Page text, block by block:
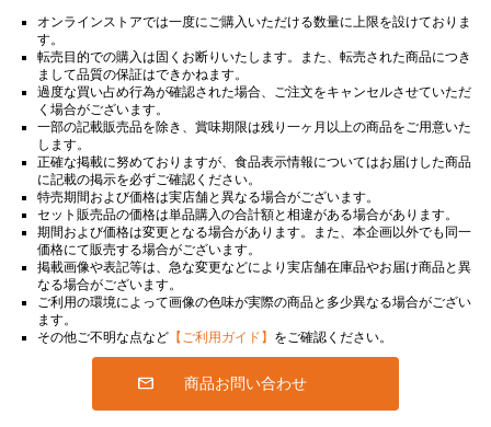
オンラインストアでは一度にご購入いただける数量に上限を設けておりま
す。
転売目的での購入は固くお断りいたします。また、転売された商品につき
まして品質の保証はできかねます。
過度な買い占め行為が確認された場合、ご注文をキャンセルさせていただ
く場合がございます。
一部の記載販売品を除き、賞味期限は残り一ヶ月以上の商品をご用意いた
します。
正確な掲載に努めておりますが、食品表示情報についてはお届けした商品
に記載の掲示を必ずご確認ください。
特売期間および価格は実店舗と異なる場合がございます。
セット販売品の価格は単品購入の合計額と相違がある場合があります。
期間および価格は変更となる場合があります。また、本企画以外でも同一
価格にて販売する場合がございます。
掲載画像や表記等は、急な変更などにより実店舗在庫品やお届け商品と異
なる場合がございます。
ご利用の環境によって画像の色味が実際の商品と多少異なる場合がござい
ます。
その他ご不明な点など 【ご利用ガイド】 をご確認ください。
商品お問い合わせ